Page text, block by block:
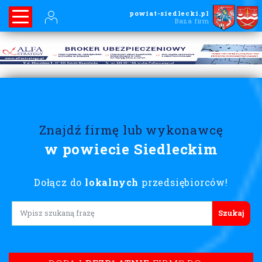
powiat-siedlecki.pl
Baza firm
Znajdź firmę lub wykonawcę
w powiecie Siedleckim
Dołącz do lokalnych przedsiębiorców!
Lorem ipsum